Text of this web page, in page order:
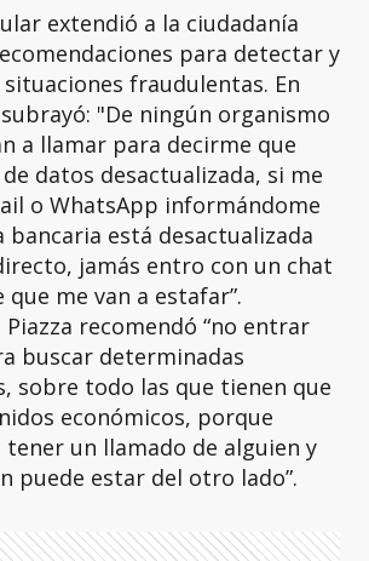
extendió a la ciudadanía
para detectar y
fraudulentas. En
"De ningún organismo
a llamar para decirme que
datos desactualizada, si me
o WhatsApp informándome
bancaria está desactualizada
jamás entro con un chat
me van a estafar”.
recomendó “no entrar
buscar determinadas
sobre todo las que tienen que
económicos, porque
tener un llamado de alguien y
puede estar del otro lado”.